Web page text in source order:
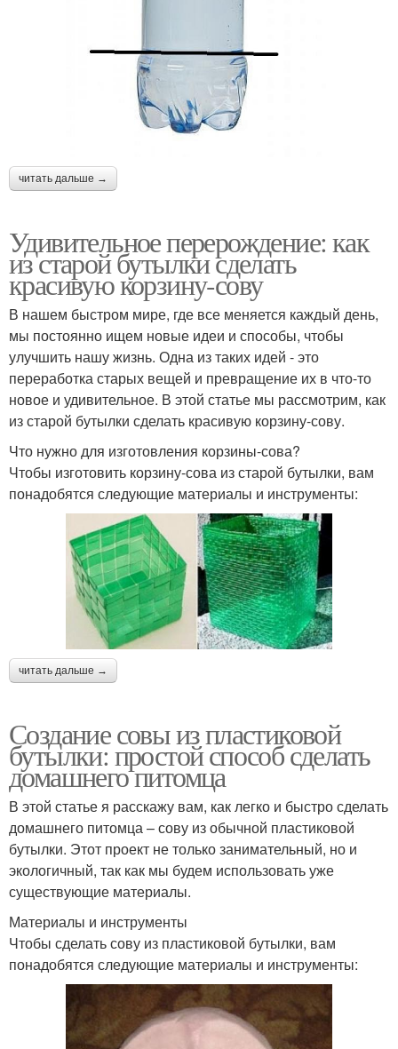
читать дальше →
Удивительное перерождение: как
из старой бутылки сделать
красивую корзину-сову
В нашем быстром мире, где все меняется каждый день,
мы постоянно ищем новые идеи и способы, чтобы
улучшить нашу жизнь. Одна из таких идей - это
переработка старых вещей и превращение их в что-то
новое и удивительное. В этой статье мы рассмотрим, как
из старой бутылки сделать красивую корзину-сову.
Что нужно для изготовления корзины-сова?
Чтобы изготовить корзину-сова из старой бутылки, вам
понадобятся следующие материалы и инструменты:
читать дальше →
Создание совы из пластиковой
бутылки: простой способ сделать
домашнего питомца
В этой статье я расскажу вам, как легко и быстро сделать
домашнего питомца – сову из обычной пластиковой
бутылки. Этот проект не только занимательный, но и
экологичный, так как мы будем использовать уже
существующие материалы.
Материалы и инструменты
Чтобы сделать сову из пластиковой бутылки, вам
понадобятся следующие материалы и инструменты: